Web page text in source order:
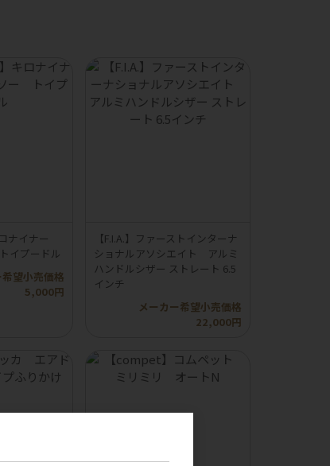
ロナイナー
イプードル
望小売価格
5,000円
【F.I.A.】ファーストインターナ
ショナルアソシエイト アルミ
ハンドルシザー ストレート 6.5
インチ
メーカー希望小売価格
22,000円